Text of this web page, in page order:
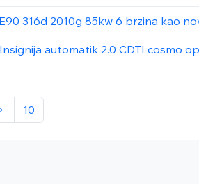
316d 2010g 85kw 6 brzina kao
automatik 2.0 CDTI cosmo
10